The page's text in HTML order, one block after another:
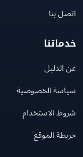
بنا
الخصوصية
الاستخدام
الموقع